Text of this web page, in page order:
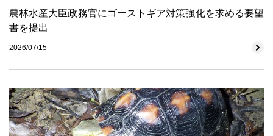
農林水産大臣政務官にゴーストギア対策強化を求める要望
書を提出
2026/07/15